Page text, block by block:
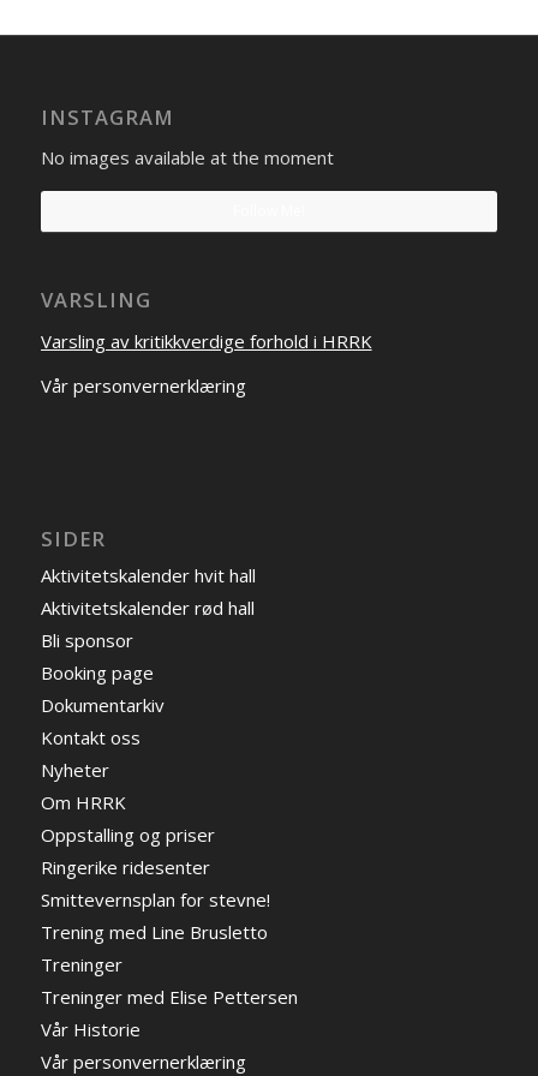
INSTAGRAM
No images available at the moment
VARSLING
Varsling av kritikkverdige forhold i HRRK
Vår personvernerklæring
SIDER
Aktivitetskalender hvit hall
Aktivitetskalender rød hall
Bli sponsor
Booking page
Dokumentarkiv
Kontakt oss
Nyheter
Om HRRK
Oppstalling og priser
Ringerike ridesenter
Smittevernsplan for stevne!
Trening med Line Brusletto
Treninger
Treninger med Elise Pettersen
Vår Historie
Vår personvernerklæring